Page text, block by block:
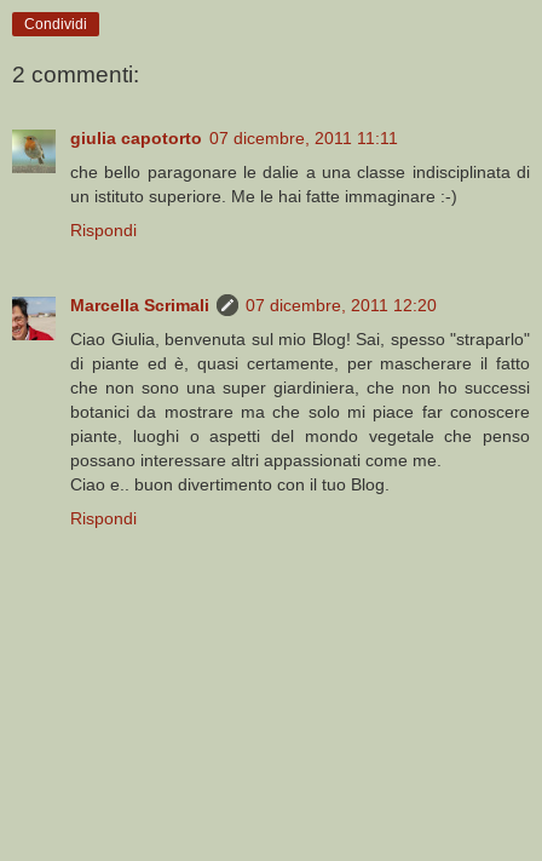
Condividi
2 commenti:
giulia capotorto 07 dicembre, 2011 11:11
che bello paragonare le dalie a una classe indisciplinata di
un istituto superiore. Me le hai fatte immaginare :-)
Rispondi
Marcella Scrimali
07 dicembre, 2011 12:20
Ciao Giulia, benvenuta sul mio Blog! Sai, spesso "straparlo"
di piante ed è, quasi certamente, per mascherare il fatto
che non sono una super giardiniera, che non ho successi
botanici da mostrare ma che solo mi piace far conoscere
piante, luoghi o aspetti del mondo vegetale che penso
possano interessare altri appassionati come me.
Ciao e.. buon divertimento con il tuo Blog.
Rispondi